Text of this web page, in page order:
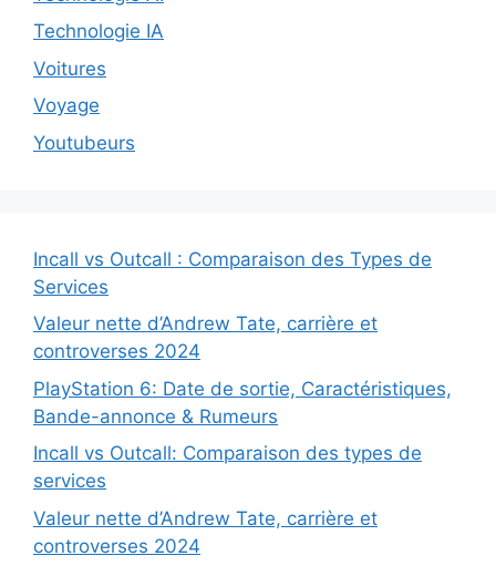
Technologie IA
Voitures
Voyage
Youtubeurs
Incall vs Outcall : Comparaison des Types de
Services
Valeur nette d’Andrew Tate, carrière et
controverses 2024
PlayStation 6: Date de sortie, Caractéristiques,
Bande-annonce & Rumeurs
Incall vs Outcall: Comparaison des types de
services
Valeur nette d’Andrew Tate, carrière et
controverses 2024